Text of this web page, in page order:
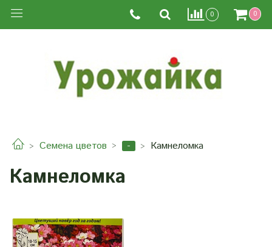
0 0
Семена цветов - Камнеломка
Камнеломка